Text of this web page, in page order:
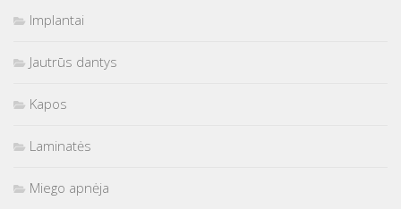
Implantai
Jautrūs dantys
Kapos
Laminatės
Miego apnėja